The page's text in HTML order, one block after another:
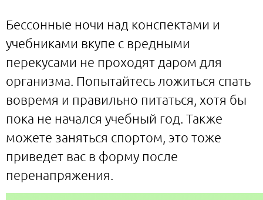
Бессонные ночи над конспектами и
учебниками вкупе с вредными
перекусами не проходят даром для
организма. Попытайтесь ложиться спать
вовремя и правильно питаться, хотя бы
пока не начался учебный год. Также
можете заняться спортом, это тоже
приведет вас в форму после
перенапряжения.